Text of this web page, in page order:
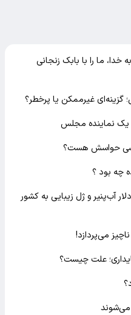
خدا، ما را با بابک زنجانی
گزینه‌ای غیرممکن یا پرخطر؟
یک نماینده مجلس
چه بود ؟
آب‌پنیر و ژل زیبایی به کشور
می‌پردازد!
علت چیست؟
می‌شوند